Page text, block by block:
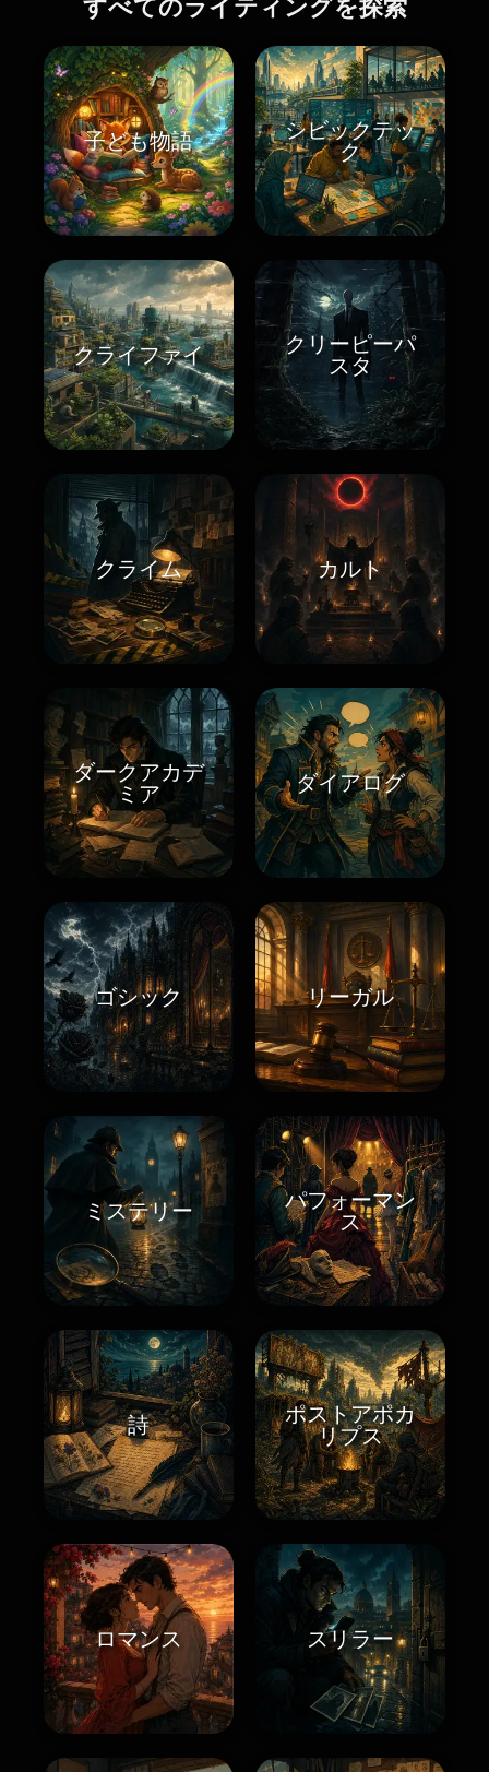
すべてのライティングを探索
子ども物語
シビックテッ
ク
クライファイ
クリーピーパ
スタ
クライム カルト
ダークアカデ
ミア
ダイアログ
ゴシック リーガル
ミステリー
パフォーマン
ス
詩
ポストアポカ
リプス
ロマンス スリラー